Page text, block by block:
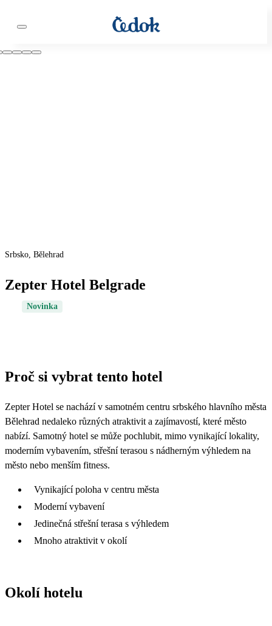
Srbsko, Bělehrad
Zepter Hotel Belgrade
Novinka
Proč si vybrat tento hotel
Zepter Hotel se nachází v samotném centru srbského hlavního města
Bělehrad nedaleko různých atraktivit a zajímavostí, které město
nabízí. Samotný hotel se může pochlubit, mimo vynikající lokality,
moderním vybavením, střešní terasou s nádherným výhledem na
město nebo menším fitness.
Vynikající poloha v centru města
Moderní vybavení
Jedinečná střešní terasa s výhledem
Mnoho atraktivit v okolí
Okolí hotelu